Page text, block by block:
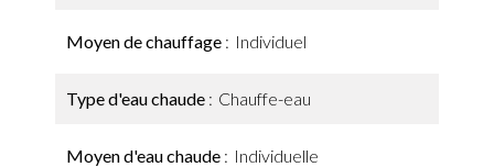
Moyen de chauffage Individuel
Type d'eau chaude Chauffe-eau
Moyen d'eau chaude Individuelle